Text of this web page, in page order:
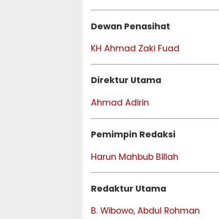
Dewan Penasihat
KH Ahmad Zaki Fuad
Direktur Utama
Ahmad Adirin
Pemimpin Redaksi
Harun Mahbub Billah
Redaktur Utama
B. Wibowo, Abdul Rohman